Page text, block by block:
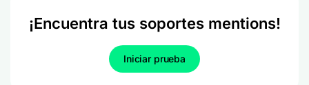
¡Encuentra tus soportes mentions!
Iniciar prueba